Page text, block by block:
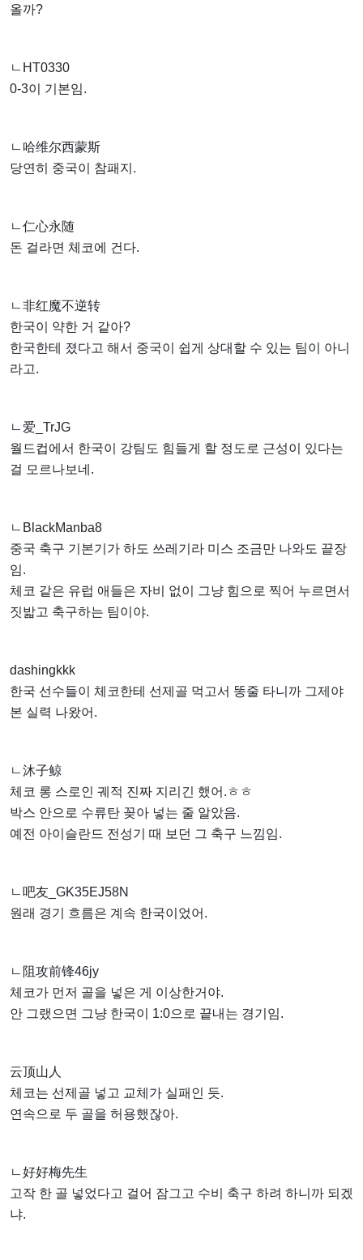
올까?
ㄴHT0330
0-3이 기본임.
ㄴ哈维尔西蒙斯
당연히 중국이 참패지.
ㄴ仁心永随
돈 걸라면 체코에 건다.
ㄴ非红魔不逆转
한국이 약한 거 같아?
한국한테 졌다고 해서 중국이 쉽게 상대할 수 있는 팀이 아니
라고.
ㄴ爱_TrJG
월드컵에서 한국이 강팀도 힘들게 할 정도로 근성이 있다는
걸 모르나보네.
ㄴBlackManba8
중국 축구 기본기가 하도 쓰레기라 미스 조금만 나와도 끝장
임.
체코 같은 유럽 애들은 자비 없이 그냥 힘으로 찍어 누르면서
짓밟고 축구하는 팀이야.
dashingkkk
한국 선수들이 체코한테 선제골 먹고서 똥줄 타니까 그제야
본 실력 나왔어.
ㄴ沐子鲸
체코 롱 스로인 궤적 진짜 지리긴 했어.ㅎㅎ
박스 안으로 수류탄 꽂아 넣는 줄 알았음.
예전 아이슬란드 전성기 때 보던 그 축구 느낌임.
ㄴ吧友_GK35EJ58N
원래 경기 흐름은 계속 한국이었어.
ㄴ阻攻前锋46jy
체코가 먼저 골을 넣은 게 이상한거야.
안 그랬으면 그냥 한국이 1:0으로 끝내는 경기임.
云顶山人
체코는 선제골 넣고 교체가 실패인 듯.
연속으로 두 골을 허용했잖아.
ㄴ好好梅先生
고작 한 골 넣었다고 걸어 잠그고 수비 축구 하려 하니까 되겠
냐.